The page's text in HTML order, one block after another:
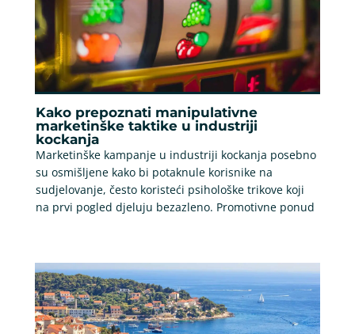
Kako prepoznati manipulativne
marketinške taktike u industriji
kockanja
Marketinške kampanje u industriji kockanja posebno
su osmišljene kako bi potaknule korisnike na
sudjelovanje, često koristeći psihološke trikove koji
na prvi pogled djeluju bezazleno. Promotivne ponud